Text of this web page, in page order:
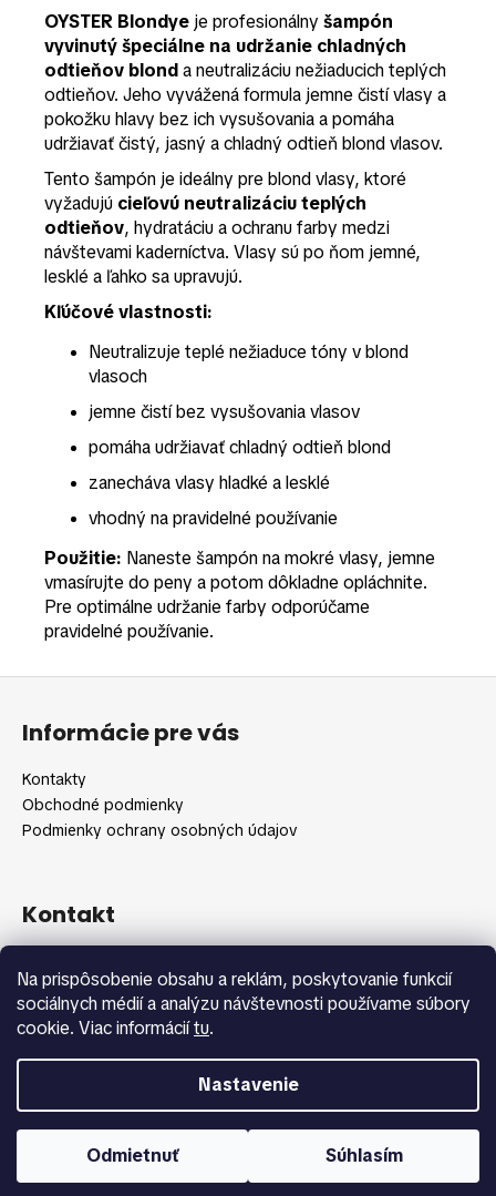
Na prispôsobenie obsahu a reklám, poskytovanie funkcií
sociálnych médií a analýzu návštevnosti používame súbory
cookie. Viac informáciítu.
Nastavenie
Odmietnuť Súhlasím
OYSTER Blondye je profesionálny šampón
vyvinutý špeciálne na udržanie chladných
odtieňov blonda neutralizáciu nežiaducich teplých
odtieňov. Jeho vyvážená formula jemne čistí vlasy a
pokožku hlavy bez ich vysušovania a pomáha
udržiavať čistý, jasný a chladný odtieň blond vlasov.
Tento šampón je ideálny pre blond vlasy, ktoré
vyžadujú cieľovú neutralizáciu teplých
odtieňov, hydratáciu a ochranu farby medzi
návštevami kaderníctva. Vlasy sú po ňom jemné,
lesklé a ľahko sa upravujú.
Kľúčové vlastnosti:
Neutralizuje teplé nežiaduce tóny v blond
vlasoch
jemne čistí bez vysušovania vlasov
pomáha udržiavať chladný odtieň blond
zanecháva vlasy hladké a lesklé
vhodný na pravidelné používanie
Použitie: Naneste šampón na mokré vlasy, jemne
vmasírujte do peny a potom dôkladne opláchnite.
Pre optimálne udržanie farby odporúčame
pravidelné používanie.
Z
Informácie pre vás
Kontakty
Obchodné podmienky
Podmienky ochrany osobných údajov
Kontakt
+420 775 371 692
Copyright 2026Shopbeauty.sk. Všetky práva vyhradené.
Upraviť nastavenie cookies